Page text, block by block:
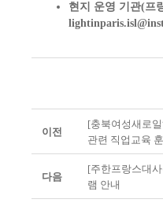
현지 운영 기관(프
이전
[충북여성새로
관련 직업교육
다음
[주한프랑스대
램 안내